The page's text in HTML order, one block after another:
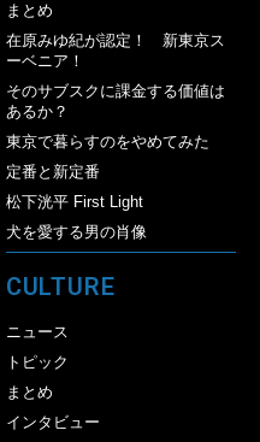
まとめ
在原みゆ紀が認定！ 新東京ス
ーベニア！
そのサブスクに課金する価値は
あるか？
東京で暮らすのをやめてみた
定番と新定番
松下洸平 First Light
犬を愛する男の肖像
CULTURE
ニュース
トピック
まとめ
インタビュー